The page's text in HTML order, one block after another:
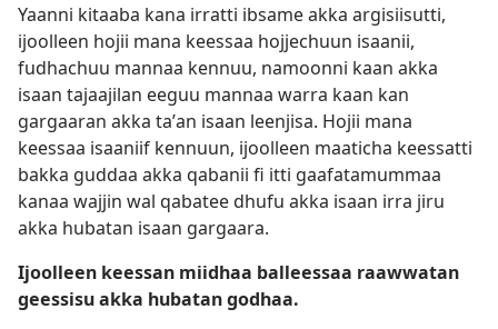
Yaanni kitaaba kana irratti ibsame akka argisiisutti,
ijoolleen hojii mana keessaa hojjechuun isaanii,
fudhachuu mannaa kennuu, namoonni kaan akka
isaan tajaajilan eeguu mannaa warra kaan kan
gargaaran akka taʼan isaan leenjisa. Hojii mana
keessaa isaaniif kennuun, ijoolleen maaticha keessatti
bakka guddaa akka qabanii fi itti gaafatamummaa
kanaa wajjin wal qabatee dhufu akka isaan irra jiru
akka hubatan isaan gargaara.
Ijoolleen keessan miidhaa balleessaa raawwatan
geessisu akka hubatan godhaa.